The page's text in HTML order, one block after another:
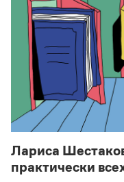
статьи наследие
Лариса
практически